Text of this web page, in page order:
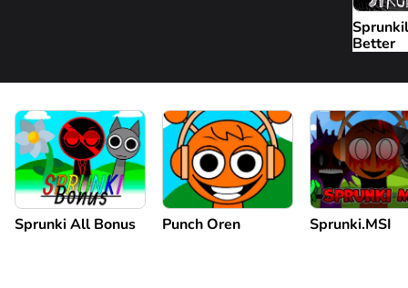
Better
Sprunki All Bonus Punch Oren Sprunki.MSI